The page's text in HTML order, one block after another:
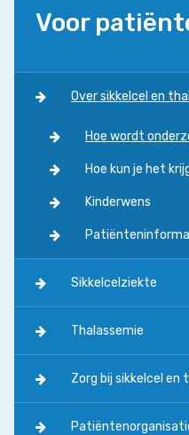
Voor
Over sikkelcel en
Hoe wordt
Hoe kun je het
Kinderwens
Sikkelcelziekte
Thalassemie
Zorg bij sikkelcel en